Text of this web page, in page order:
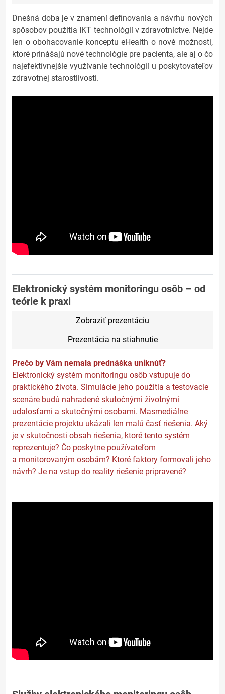
Dnešná doba je v znamení definovania a návrhu nových
spôsobov použitia IKT technológií v zdravotníctve. Nejde
len o obohacovanie konceptu eHealth o nové možnosti,
ktoré prinášajú nové technológie pre pacienta, ale aj o čo
najefektívnejšie využívanie technológií u poskytovateľov
zdravotnej starostlivosti.
Elektronický systém monitoringu osôb – od
teórie k praxi
Zobraziť prezentáciu
Prezentácia na stiahnutie
Prečo by Vám nemala prednáška uniknúť?
Elektronický systém monitoringu osôb vstupuje do
praktického života. Simulácie jeho použitia a testovacie
scenáre budú nahradené skutočnými životnými
udalosťami a skutočnými osobami. Masmediálne
prezentácie projektu ukázali len malú časť riešenia. Aký
je v skutočnosti obsah riešenia, ktoré tento systém
reprezentuje? Čo poskytne používateľom
a monitorovaným osobám? Ktoré faktory formovali jeho
návrh? Je na vstup do reality riešenie pripravené?